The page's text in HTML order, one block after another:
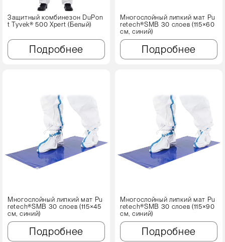
Защитный комбинезон DuPon
t Tyvek® 500 Xpert (Белый)
Подробнее
Многослойный липкий мат Pu
retech®SMB 30 слоев (115×60
см, синий)
Подробнее
Многослойный липкий мат Pu
retech®SMB 30 слоев (115×45
см, синий)
Подробнее
Многослойный липкий мат Pu
retech®SMB 30 слоев (115×90
см, синий)
Подробнее